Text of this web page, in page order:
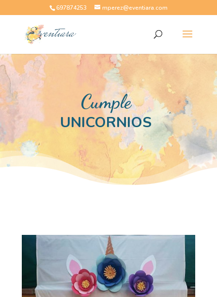
697874253 mperez@eventiara.com
Cumple
UNICORNIOS